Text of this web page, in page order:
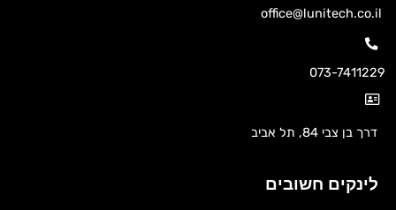
לינקים חשובים
office@lunitech.co.il
073-7411229
דרך בן צבי 84, תל אביב